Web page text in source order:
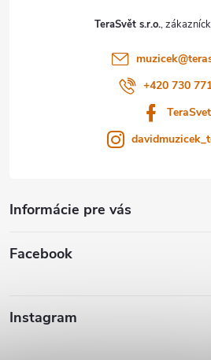
TeraSvět s.r.o.
muzicek@
+420 730
TeraSvet
Informácie pre vás
Facebook
Instagram